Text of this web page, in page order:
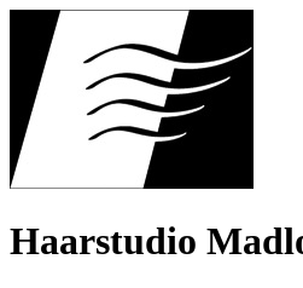
Haarstudio